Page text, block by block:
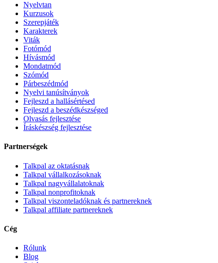
Nyelvtan
Kurzusok
Szerepjáték
Karakterek
Viták
Fotómód
Hívásmód
Mondatmód
Szómód
Párbeszédmód
Nyelvi tanúsítványok
Fejleszd a hallásértésed
Fejleszd a beszédkészséged
Olvasás fejlesztése
Íráskészség fejlesztése
Partnerségek
Talkpal az oktatásnak
Talkpal vállalkozásoknak
Talkpal nagyvállalatoknak
Talkpal nonprofitoknak
Talkpal viszonteladóknak és partnereknek
Talkpal affiliate partnereknek
Cég
Rólunk
Blog